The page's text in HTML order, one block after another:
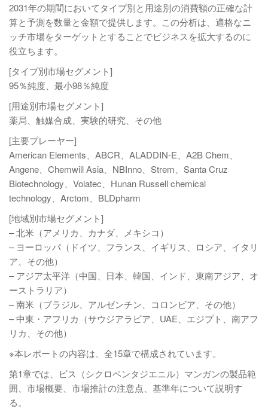
2031年の期間においてタイプ別と用途別の消費額の正確な計
算と予測を数量と金額で提供します。この分析は、適格なニ
ッチ市場をターゲットとすることでビジネスを拡大するのに
役立ちます。
[タイプ別市場セグメント]
95％純度、最小98％純度
[用途別市場セグメント]
薬局、触媒合成、実験的研究、その他
[主要プレーヤー]
American Elements、ABCR、ALADDIN-E、A2B Chem、
Angene、Chemwill Asia、NBInno、Strem、Santa Cruz
Biotechnology、Volatec、Hunan Russell chemical
technology、Arctom、BLDpharm
[地域別市場セグメント]
– 北米（アメリカ、カナダ、メキシコ）
– ヨーロッパ（ドイツ、フランス、イギリス、ロシア、イタリ
ア、その他）
– アジア太平洋（中国、日本、韓国、インド、東南アジア、オ
ーストラリア）
– 南米（ブラジル、アルゼンチン、コロンビア、その他）
– 中東・アフリカ（サウジアラビア、UAE、エジプト、南アフ
リカ、その他）
※本レポートの内容は、全15章で構成されています。
第1章では、ビス（シクロペンタジエニル）マンガンの製品範
囲、市場概要、市場推計の注意点、基準年について説明す
る。